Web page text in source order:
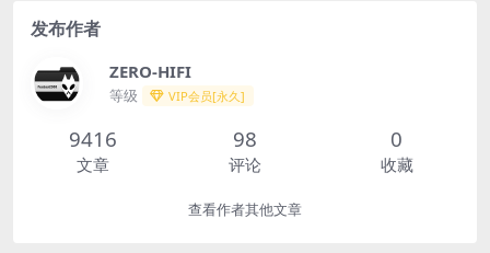
发布作者
ZERO-HIFI
等级 VIP会员[永久]
9416
文章
98
评论
0
收藏
查看作者其他文章